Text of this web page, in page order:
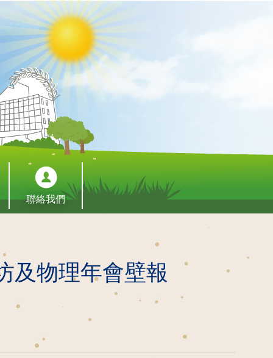
聯絡我們
及物理年會壁報